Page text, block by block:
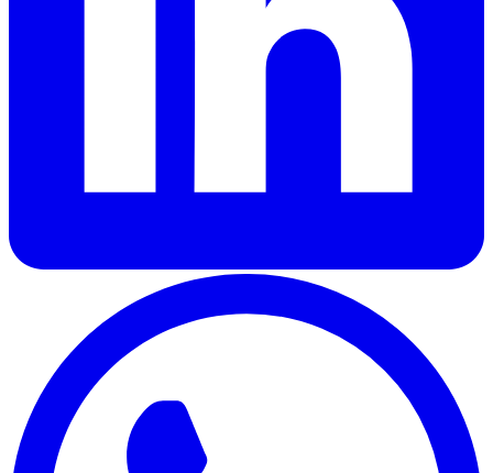
Funktionen für soziale Medien bereitzustellen und um den
Verkehr auf unserer Website zu analysieren. Wir teilen
auch Informationen über Ihre Nutzung unserer Website